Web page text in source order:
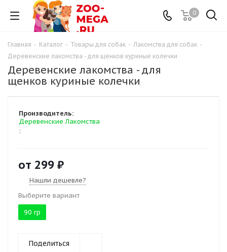
0
Главная - Каталог - Товары для собак - Лакомства для собак -
Деревенские лакомства - для щенков куриные колечки
Деревенские лакомства - для
щенков куриные колечки
:
Производитель:
Деревенские Лакомства
от 299 ₽
Нашли дешевле?
Выберите вариант
90 гр
Поделиться